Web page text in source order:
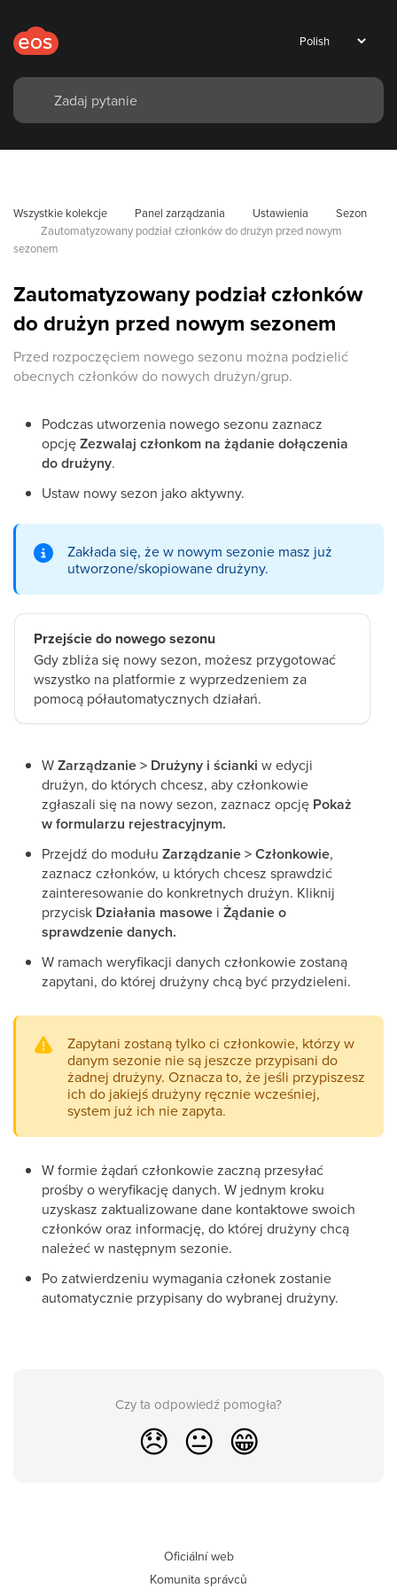
Wszystkie kolekcje Panel zarządzania Ustawienia
Sezon
Zautomatyzowany podział członków do drużyn przed nowym
sezonem
Zautomatyzowany podział członków
do drużyn przed nowym sezonem
Przed rozpoczęciem nowego sezonu można podzielić
obecnych członków do nowych drużyn/grup.
Podczas utworzenia nowego sezonu zaznacz
opcjęZezwalaj członkom na żądanie dołączenia
do drużyny.
Ustaw nowy sezon jako aktywny.
Zakłada się, że w nowym sezonie masz już
utworzone/skopiowane drużyny.
Przejście do nowego sezonu
Gdy zbliża się nowy sezon, możesz przygotować
wszystko na platformie z wyprzedzeniem za
pomocą półautomatycznych działań.
WZarządzanie > Drużyny i ścianki w edycji
drużyn, do których chcesz, aby członkowie
zgłaszali się na nowy sezon, zaznacz opcję Pokaż
w formularzu rejestracyjnym.
Przejdź do modułu Zarządzanie > Członkowie,
zaznacz członków, u których chcesz sprawdzić
zainteresowanie do konkretnych drużyn. Kliknij
przycisk Działania masowe i Żądanie o
sprawdzenie danych.
W ramach weryfikacji danych członkowie zostaną
zapytani, do której drużyny chcą być przydzieleni.
Zapytani zostaną tylko ci członkowie, którzy w
danym sezonie nie są jeszcze przypisani do
żadnej drużyny. Oznacza to, że jeśli przypiszesz
ich do jakiejś drużyny ręcznie wcześniej,
system już ich nie zapyta.
W formie żądań członkowie zaczną przesyłać
prośby o weryfikację danych. W jednym kroku
uzyskasz zaktualizowane dane kontaktowe swoich
członków oraz informację, do której drużyny chcą
należeć w następnym sezonie.
Po zatwierdzeniu wymagania członek zostanie
automatycznie przypisany do wybranej drużyny.
Czy ta odpowiedź pomogła?
😞 😐 😁
Oficiální web
Komunita správců